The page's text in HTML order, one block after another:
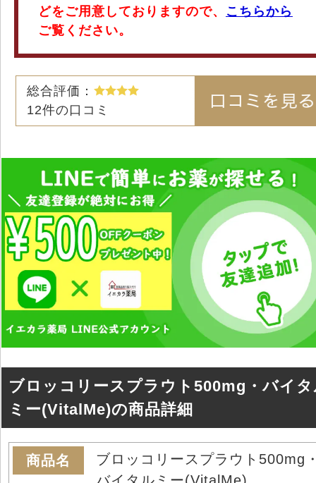
どをご用意しておりますので、 こちらから
ご覧ください。
総合評価：
12件の口コミ
ブロッコリースプラウト500mg・バイ
ミー(VitalMe)の商品詳細
商品名
ブロッコリースプラウト500mg